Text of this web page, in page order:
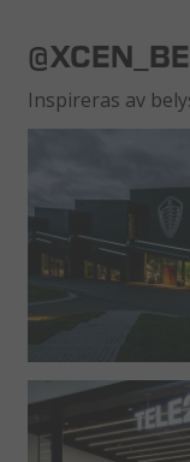
Inspireras av